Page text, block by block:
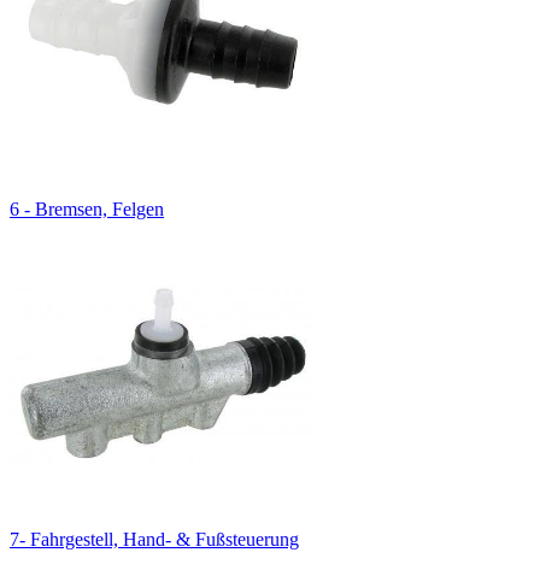
6 - Bremsen, Felgen
7- Fahrgestell, Hand- & Fußsteuerung